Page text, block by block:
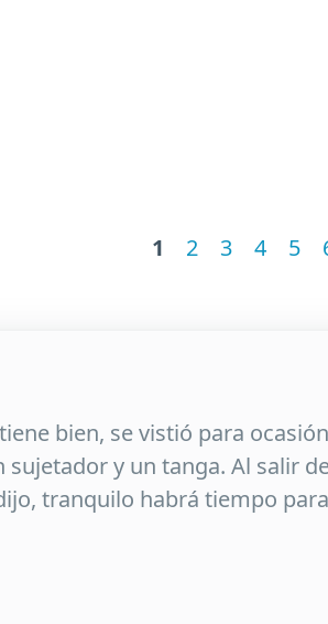
1 2 3 4 5
bien, se vistió para
y un tanga. Al salir
tranquilo habrá tiempo